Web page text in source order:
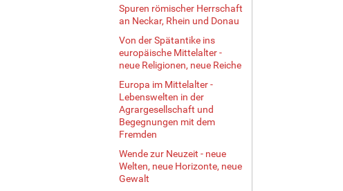
Spuren römischer Herrschaft
an Neckar, Rhein und Donau
Von der Spätantike ins
europäische Mittelalter -
neue Religionen, neue Reiche
Europa im Mittelalter -
Lebenswelten in der
Agrargesellschaft und
Begegnungen mit dem
Fremden
Wende zur Neuzeit - neue
Welten, neue Horizonte, neue
Gewalt